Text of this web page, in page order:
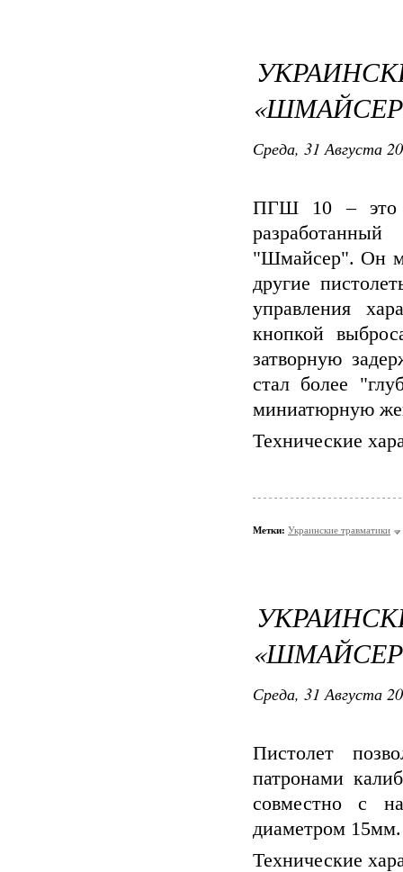
Среда, 31 Августа
ПГШ 10 – это
"Шмайсер". Он
другие
управления
кнопкой
затворную
стал более
миниатюрную
Технические
Метки: Украинские травматики
Среда, 31 Августа
Пистолет
патронами
совместно с
диаметром 15мм.
Технические